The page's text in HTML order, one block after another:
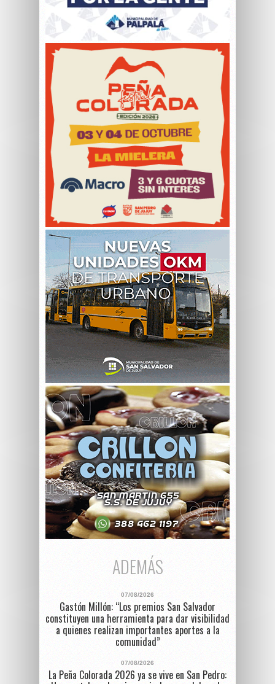
ADEMÁS
07/08/2026
Gastón Millón: “Los premios San Salvador
constituyen una herramienta para dar visibilidad
a quienes realizan importantes aportes a la
comunidad”
07/08/2026
La Peña Colorada 2026 ya se vive en San Pedro: